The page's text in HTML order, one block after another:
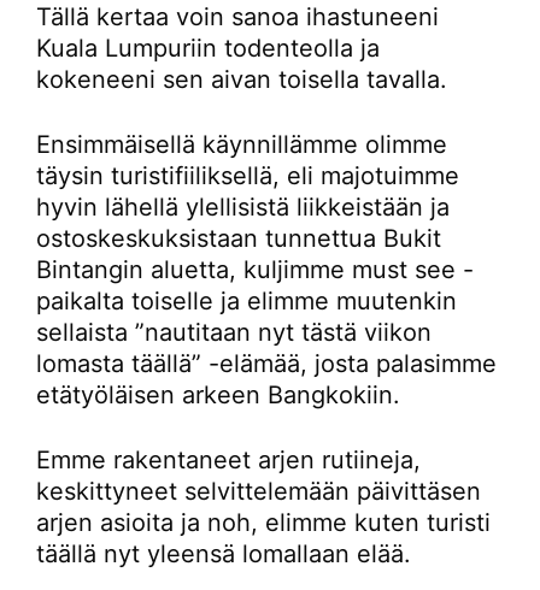
Tällä kertaa voin sanoa ihastuneeni
Kuala Lumpuriin todenteolla ja
kokeneeni sen aivan toisella tavalla.
Ensimmäisellä käynnillämme olimme
täysin turistifiiliksellä, eli majotuimme
hyvin lähellä ylellisistä liikkeistään ja
ostoskeskuksistaan tunnettua Bukit
Bintangin aluetta, kuljimme must see -
paikalta toiselle ja elimme muutenkin
sellaista ”nautitaan nyt tästä viikon
lomasta täällä” -elämää, josta palasimme
etätyöläisen arkeen Bangkokiin.
Emme rakentaneet arjen rutiineja,
keskittyneet selvittelemään päivittäsen
arjen asioita ja noh, elimme kuten turisti
täällä nyt yleensä lomallaan elää.